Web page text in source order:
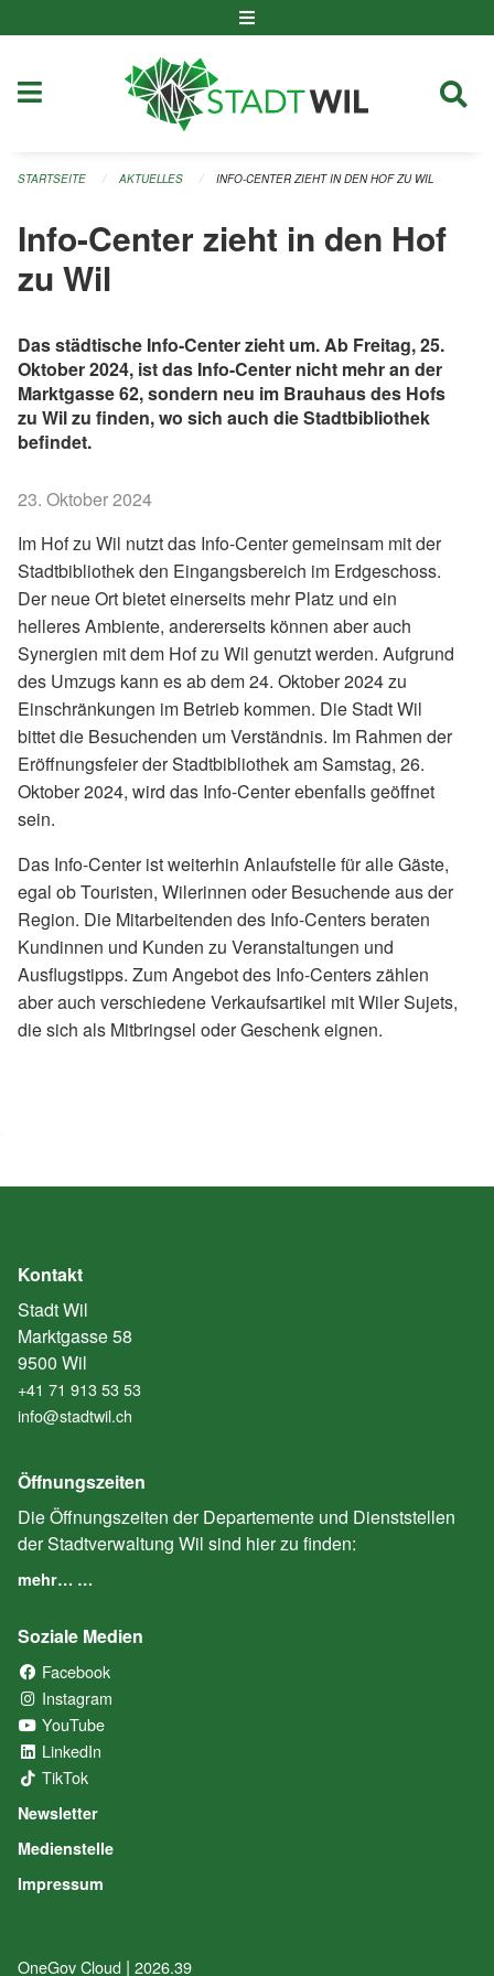
STARTSEITE AKTUELLES INFO-CENTER ZIEHT IN DEN HOF ZU WIL
Info-Center zieht in den Hof
zu Wil
Das städtische Info-Center zieht um. Ab Freitag, 25.
Oktober 2024, ist das Info-Center nicht mehr an der
Marktgasse 62, sondern neu im Brauhaus des Hofs
zu Wil zu finden, wo sich auch die Stadtbibliothek
befindet.
23. Oktober 2024
Im Hof zu Wil nutzt das Info-Center gemeinsam mit der
Stadtbibliothek den Eingangsbereich im Erdgeschoss.
Der neue Ort bietet einerseits mehr Platz und ein
helleres Ambiente, andererseits können aber auch
Synergien mit dem Hof zu Wil genutzt werden. Aufgrund
des Umzugs kann es ab dem 24. Oktober 2024 zu
Einschränkungen im Betrieb kommen. Die Stadt Wil
bittet die Besuchenden um Verständnis. Im Rahmen der
Eröffnungsfeier der Stadtbibliothek am Samstag, 26.
Oktober 2024, wird das Info-Center ebenfalls geöffnet
sein.
Das Info-Center ist weiterhin Anlaufstelle für alle Gäste,
egal ob Touristen, Wilerinnen oder Besuchende aus der
Region. Die Mitarbeitenden des Info-Centers beraten
Kundinnen und Kunden zu Veranstaltungen und
Ausflugstipps. Zum Angebot des Info-Centers zählen
aber auch verschiedene Verkaufsartikel mit Wiler Sujets,
die sich als Mitbringsel oder Geschenk eignen.
Kontakt
Stadt Wil
Marktgasse 58
9500 Wil
+41 71 913 53 53
info@stadtwil.ch
Öffnungszeiten
Die Öffnungszeiten der Departemente und Dienststellen
der Stadtverwaltung Wil sind hier zu finden:
mehr… …
Soziale Medien
Facebook
Instagram
YouTube
LinkedIn
TikTok
Newsletter
Medienstelle
Impressum
OneGov Cloud (External Link)
| 2026.39